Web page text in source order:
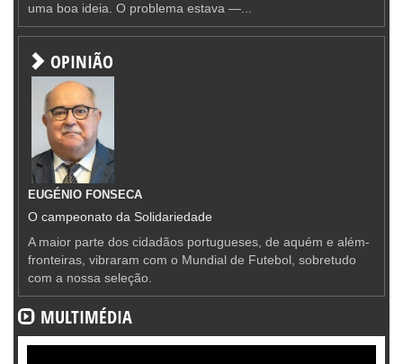
uma boa ideia. O problema estava —...
OPINIÃO
EUGÉNIO FONSECA
O campeonato da Solidariedade
A maior parte dos cidadãos portugueses, de aquém e além-
fronteiras, vibraram com o Mundial de Futebol, sobretudo
com a nossa seleção.
MULTIMÉDIA